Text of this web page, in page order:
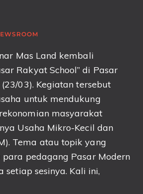
Mas Land kembali
Rakyat School” di Pasar
03). Kegiatan tersebut
untuk mendukung
masyarakat
Usaha Mikro-Kecil dan
Tema atau topik yang
pedagang Pasar Modern
setiap sesinya. Kali ini,